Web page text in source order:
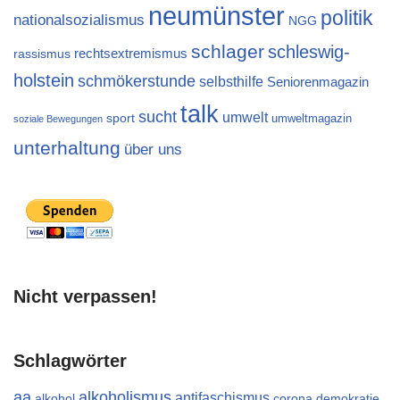
nationalsozialismus neumünster NGG politik
rassismus rechtsextremismus schlagerschleswig-
holstein schmökerstunde selbsthilfe Seniorenmagazin
soziale Bewegungen sport suchttalk umwelt umweltmagazin
unterhaltung über uns
Nicht verpassen!
Schlagwörter